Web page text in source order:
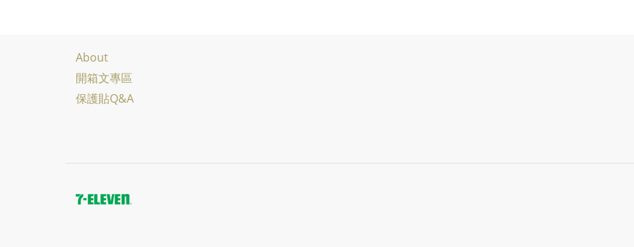
About
開箱文專區
保護貼Q&A